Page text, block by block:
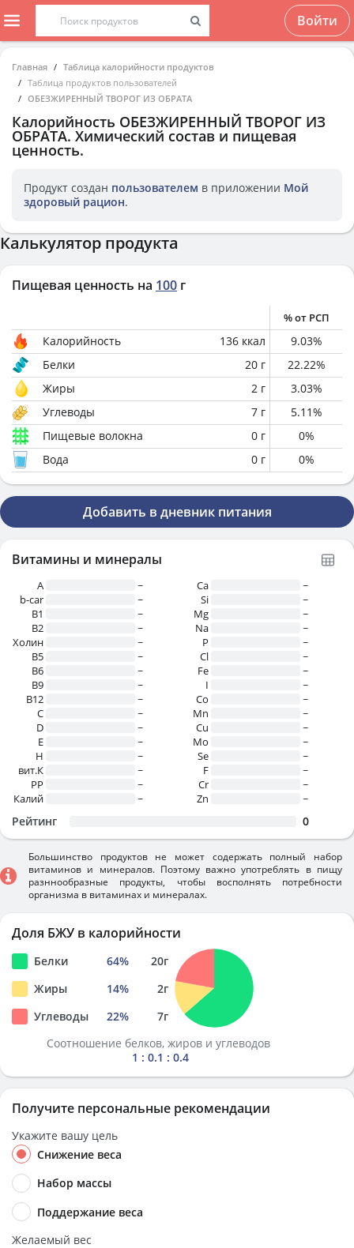
Войти
Главная
Таблица калорийности продуктов
Таблица продуктов пользователей
ОБЕЗЖИРЕННЫЙ ТВОРОГ ИЗ ОБРАТА
Калорийность ОБЕЗЖИРЕННЫЙ ТВОРОГ ИЗ
ОБРАТА. Химический состав и пищевая
ценность.
Продукт создан пользователем в приложении Мой
здоровый рацион.
Калькулятор продукта
Пищевая ценность на 100 г
% от РСП
Калорийность 136 ккал 9.03%
Белки
20 г 22.22%
Жиры
2 г 3.03%
Углеводы
7 г 5.11%
Пищевые волокна
0 г 0%
Вода
0 г 0%
Добавить в дневник питания
Витамины и минералы
A
~
b-car
~
В1
~
B2
~
Холин
~
B5
~
B6
~
B9
~
B12
~
C
~
D
~
E
~
H
~
вит.К
~
PP
~
Калий
~
Ca
~
Si
~
Mg
~
Na
~
P
~
Cl
~
Fe
~
I
~
Co
~
Mn
~
Cu
~
Mo
~
Se
~
F
~
Cr
~
Zn
~
Рейтинг 0
Большинство продуктов не может содержать полный набор
витаминов и минералов. Поэтому важно употреблять в пищу
разннообразные продукты, чтобы восполнять потребности
организма в витаминах и минералах.
Доля БЖУ в калорийности
Белки 64% 20г
Жиры
14% 2г
Углеводы
22% 7г
Соотношение белков, жиров и углеводов
1 : 0.1 : 0.4
Получите персональные рекомендации
Укажите вашу цель
Снижение веса
Набор массы
Поддержание веса
Желаемый вес